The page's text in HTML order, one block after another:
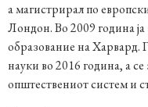
а магистрирал по
Лондон. Во 2009 година
образование на Харвард.
науки во 2016 година, а
општествениот систем и